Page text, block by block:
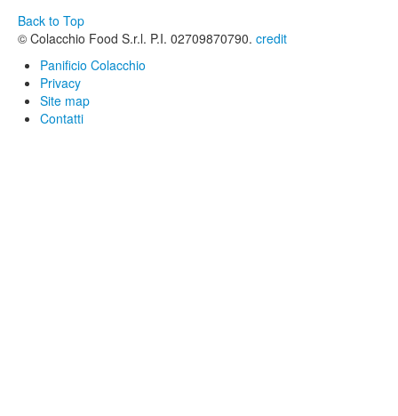
Back to Top
© Colacchio Food S.r.l. P.I. 02709870790. credit
Panificio Colacchio
Privacy
Site map
Contatti